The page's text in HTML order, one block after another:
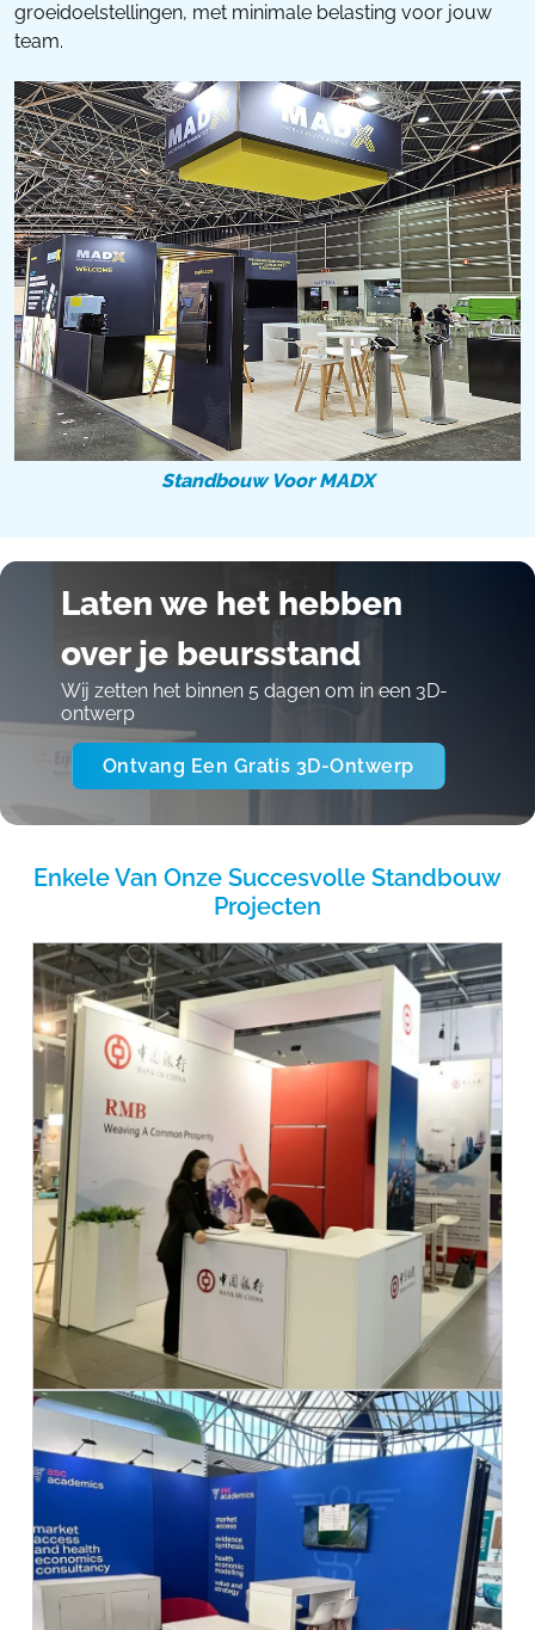
groeidoelstellingen, met minimale belasting voor jouw
team.
Standbouw Voor MADX
Laten we het hebben
over je beursstand
Wij zetten het binnen 5 dagen om in een 3D-
ontwerp
Ontvang Een Gratis 3D-Ontwerp
Enkele Van Onze Succesvolle Standbouw
Projecten